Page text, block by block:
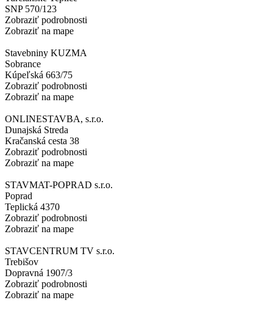
SNP 570/123
Zobraziť podrobnosti
Zobraziť na mape
Stavebniny KUZMA
Sobrance
Kúpeľská 663/75
Zobraziť podrobnosti
Zobraziť na mape
ONLINESTAVBA, s.r.o.
Dunajská Streda
Kračanská cesta 38
Zobraziť podrobnosti
Zobraziť na mape
STAVMAT-POPRAD s.r.o.
Poprad
Teplická 4370
Zobraziť podrobnosti
Zobraziť na mape
STAVCENTRUM TV s.r.o.
Trebišov
Dopravná 1907/3
Zobraziť podrobnosti
Zobraziť na mape